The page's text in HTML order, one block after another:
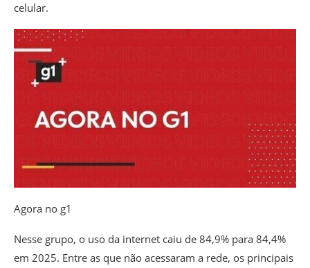
celular.
Agora no g1
Nesse grupo, o uso da internet caiu de 84,9% para 84,4%
em 2025. Entre as que não acessaram a rede, os principais